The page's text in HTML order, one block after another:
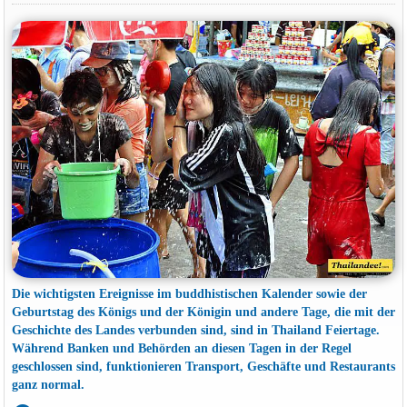
Die wichtigsten Ereignisse im buddhistischen Kalender sowie der
Geburtstag des Königs und der Königin und andere Tage, die mit der
Geschichte des Landes verbunden sind, sind in Thailand Feiertage.
Während Banken und Behörden an diesen Tagen in der Regel
geschlossen sind, funktionieren Transport, Geschäfte und Restaurants
ganz normal.